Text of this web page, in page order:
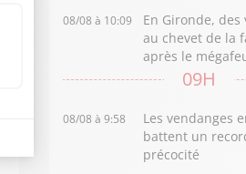
08/08 à 10:09
En Gironde,
au chevet de la
après le
09H
08/08 à 9:58
Les vendanges
battent un
précocité